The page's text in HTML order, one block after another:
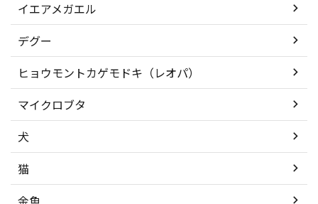
イエアメガエル
デグー
ヒョウモントカゲモドキ（レオパ）
マイクロブタ
犬
猫
金魚